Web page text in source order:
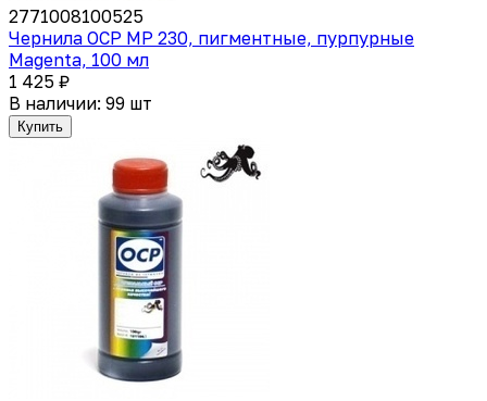
2771008100525
Чернила OCP MP 230, пигментные, пурпурные
Magenta, 100 мл
1 425 ₽
В наличии: 99 шт
Купить